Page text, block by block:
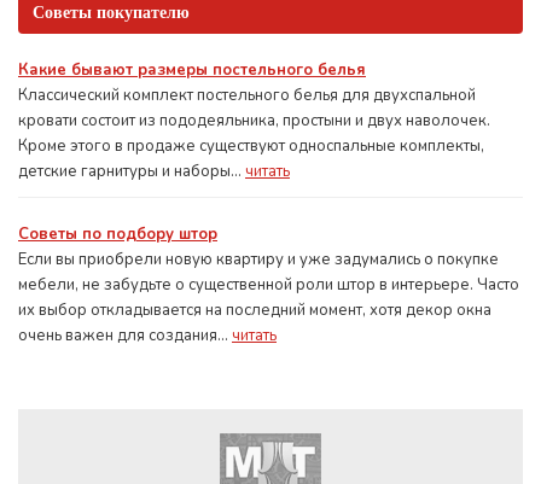
Советы покупателю
Какие бывают размеры постельного белья
Классический комплект постельного белья для двухспальной
кровати состоит из пододеяльника, простыни и двух наволочек.
Кроме этого в продаже существуют односпальные комплекты,
детские гарнитуры и наборы... читать
Советы по подбору штор
Если вы приобрели новую квартиру и уже задумались о покупке
мебели, не забудьте о существенной роли штор в интерьере. Часто
их выбор откладывается на последний момент, хотя декор окна
очень важен для создания... читать